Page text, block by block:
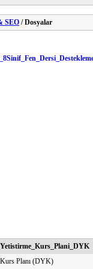
SEO / Dosyalar
Kurs Planı (DYK)